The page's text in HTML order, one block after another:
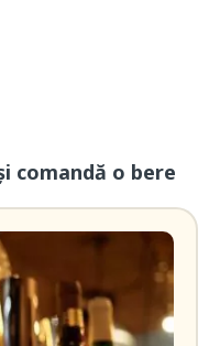
comandă o bere